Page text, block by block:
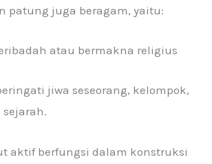
patung juga beragam, yaitu:
atau bermakna religius
jiwa seseorang, kelompok,
aktif berfungsi dalam konstruksi